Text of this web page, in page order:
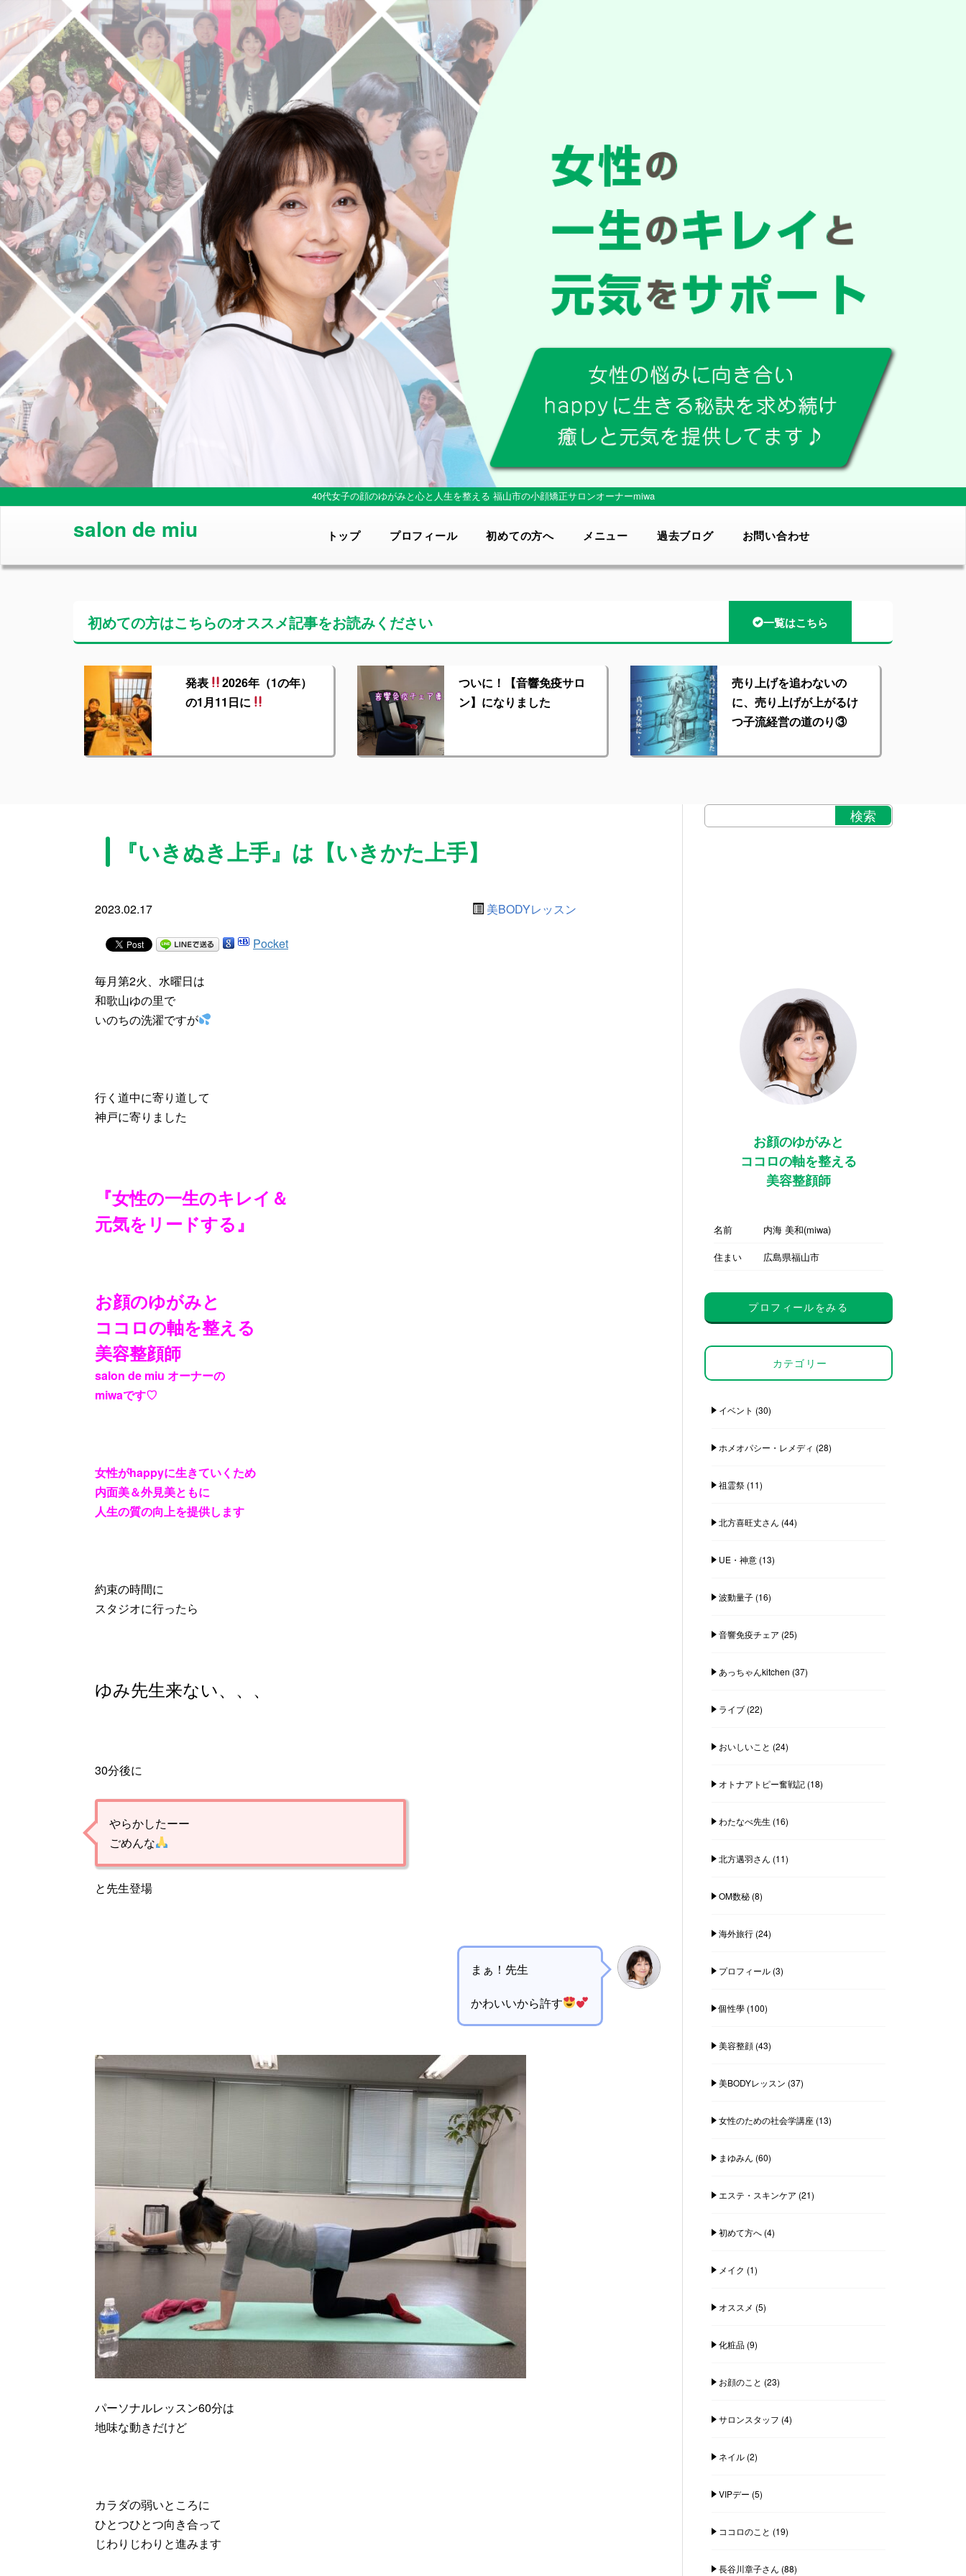
40代女子の顔のゆがみと心と人生を整える 福山市の小顔矯正サロンオーナーmiwa
salon de miu トップ プロフィール 初めての方へ メニュー 過去ブログ お問い合わせ
初めての方はこちらのオススメ記事をお読みください 一覧はこちら
発表
2026年（1の年）
の1月11日に
ついに！【音響免疫サロ
ン】になりました
売り上げを追わないの
に、売り上げが上がるけ
つ子流経営の道のり③
『いきぬき上手』は【いきかた上手】
2023.02.17 美BODYレッスン
Pocket
毎月第2火、水曜日は
和歌山ゆの里で
いのちの洗濯ですが
行く道中に寄り道して
神戸に寄りました
『女性の一生のキレイ＆
元気をリードする』
お顔のゆがみと
ココロの軸を整える
美容整顔師
salon de miu オーナーの
miwaです♡
女性がhappyに生きていくため
内面美＆外見美ともに
人生の質の向上を提供します
約束の時間に
スタジオに行ったら
ゆみ先生来ない、、、
30分後に
やらかしたーー
ごめんな
と先生登場
まぁ！先生
かわいいから許す
パーソナルレッスン60分は
地味な動きだけど
カラダの弱いところに
ひとつひとつ向き合って
じわりじわりと進みます
お顔のゆがみと
ココロの軸を整える
美容整顔師
名前
内海 美和(miwa)
住まい
広島県福山市
プロフィールをみる
カテゴリー
イベント (30)
ホメオパシー・レメディ (28)
祖霊祭(11)
北方喜旺丈さん (44)
UE・神意(13)
波動量子(16)
音響免疫チェア (25)
あっちゃんkitchen (37)
ライブ(22)
おいしいこと (24)
オトナアトピー奮戦記(18)
わたなべ先生 (16)
北方邁羽さん (11)
OM数秘(8)
海外旅行(24)
プロフィール(3)
個性學(100)
美容整顔(43)
美BODYレッスン (37)
女性のための社会学講座(13)
まゆみん (60)
エステ・スキンケア (21)
初めて方へ(4)
メイク (1)
オススメ (5)
化粧品(9)
お顔のこと (23)
サロンスタッフ (4)
ネイル(2)
VIPデー (5)
ココロのこと (19)
長谷川章子さん (88)